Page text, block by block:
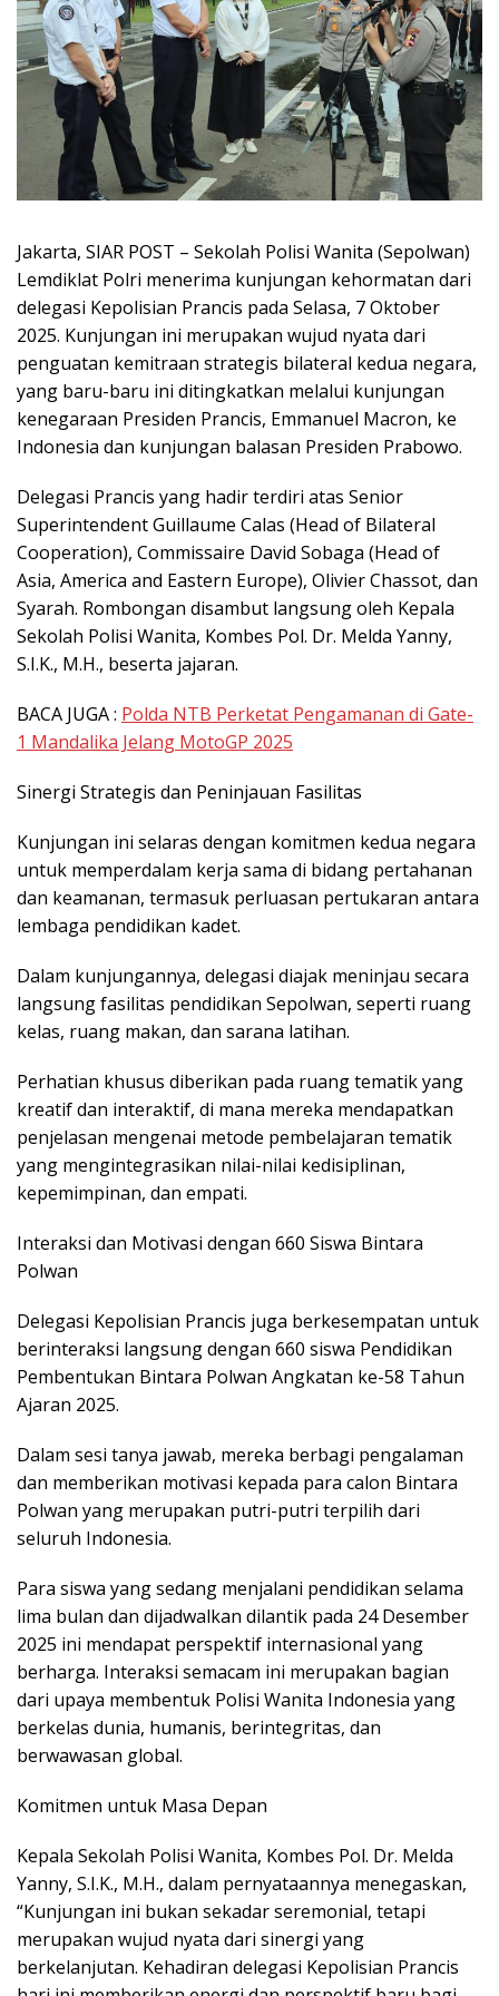
Jakarta, SIAR POST – Sekolah Polisi Wanita (Sepolwan)
Lemdiklat Polri menerima kunjungan kehormatan dari
delegasi Kepolisian Prancis pada Selasa, 7 Oktober
2025. Kunjungan ini merupakan wujud nyata dari
penguatan kemitraan strategis bilateral kedua negara,
yang baru-baru ini ditingkatkan melalui kunjungan
kenegaraan Presiden Prancis, Emmanuel Macron, ke
Indonesia dan kunjungan balasan Presiden Prabowo.
Delegasi Prancis yang hadir terdiri atas Senior
Superintendent Guillaume Calas (Head of Bilateral
Cooperation), Commissaire David Sobaga (Head of
Asia, America and Eastern Europe), Olivier Chassot, dan
Syarah. Rombongan disambut langsung oleh Kepala
Sekolah Polisi Wanita, Kombes Pol. Dr. Melda Yanny,
S.I.K., M.H., beserta jajaran.
BACA JUGA : Polda NTB Perketat Pengamanan di Gate-
1 Mandalika Jelang MotoGP 2025
Sinergi Strategis dan Peninjauan Fasilitas
Kunjungan ini selaras dengan komitmen kedua negara
untuk memperdalam kerja sama di bidang pertahanan
dan keamanan, termasuk perluasan pertukaran antara
lembaga pendidikan kadet.
Dalam kunjungannya, delegasi diajak meninjau secara
langsung fasilitas pendidikan Sepolwan, seperti ruang
kelas, ruang makan, dan sarana latihan.
Perhatian khusus diberikan pada ruang tematik yang
kreatif dan interaktif, di mana mereka mendapatkan
penjelasan mengenai metode pembelajaran tematik
yang mengintegrasikan nilai-nilai kedisiplinan,
kepemimpinan, dan empati.
Interaksi dan Motivasi dengan 660 Siswa Bintara
Polwan
Delegasi Kepolisian Prancis juga berkesempatan untuk
berinteraksi langsung dengan 660 siswa Pendidikan
Pembentukan Bintara Polwan Angkatan ke-58 Tahun
Ajaran 2025.
Dalam sesi tanya jawab, mereka berbagi pengalaman
dan memberikan motivasi kepada para calon Bintara
Polwan yang merupakan putri-putri terpilih dari
seluruh Indonesia.
Para siswa yang sedang menjalani pendidikan selama
lima bulan dan dijadwalkan dilantik pada 24 Desember
2025 ini mendapat perspektif internasional yang
berharga. Interaksi semacam ini merupakan bagian
dari upaya membentuk Polisi Wanita Indonesia yang
berkelas dunia, humanis, berintegritas, dan
berwawasan global.
Komitmen untuk Masa Depan
Kepala Sekolah Polisi Wanita, Kombes Pol. Dr. Melda
Yanny, S.I.K., M.H., dalam pernyataannya menegaskan,
“Kunjungan ini bukan sekadar seremonial, tetapi
merupakan wujud nyata dari sinergi yang
berkelanjutan. Kehadiran delegasi Kepolisian Prancis